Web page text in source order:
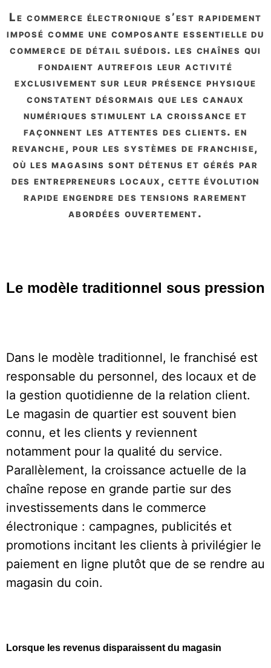
le commerce électronique s’est rapidement
imposé comme une composante essentielle du
commerce de détail suédois. les chaînes qui
fondaient autrefois leur activité
exclusivement sur leur présence physique
constatent désormais que les canaux
numériques stimulent la croissance et
façonnent les attentes des clients. en
revanche, pour les systèmes de franchise,
où les magasins sont détenus et gérés par
des entrepreneurs locaux, cette évolution
rapide engendre des tensions rarement
abordées ouvertement.
Le modèle traditionnel sous pression
Dans le modèle traditionnel, le franchisé est
responsable du personnel, des locaux et de
la gestion quotidienne de la relation client.
Le magasin de quartier est souvent bien
connu, et les clients y reviennent
notamment pour la qualité du service.
Parallèlement, la croissance actuelle de la
chaîne repose en grande partie sur des
investissements dans le commerce
électronique : campagnes, publicités et
promotions incitant les clients à privilégier le
paiement en ligne plutôt que de se rendre au
magasin du coin.
Lorsque les revenus disparaissent du magasin